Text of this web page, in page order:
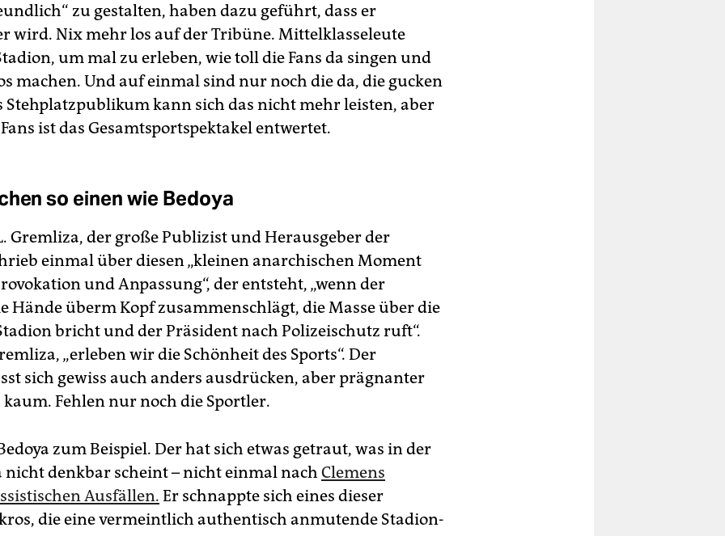
zu gestalten, haben dazu geführt, dass er
wird. Nix mehr los auf der Tribüne. Mittelklasseleute
um mal zu erleben, wie toll die Fans da singen und
machen. Und auf einmal sind nur noch die da, die gucken
Stehplatzpublikum kann sich das nicht mehr leisten, aber
ist das Gesamtsportspektakel entwertet.
so einen wie Bedoya
Gremliza, der große Publizist und Herausgeber der
einmal über diesen „kleinen anarchischen Moment
und Anpassung“, der entsteht, „wenn der
Hände überm Kopf zusammenschlägt, die Masse über die
bricht und der Präsident nach Polizeischutz ruft“.
„erleben wir die Schönheit des Sports“. Der
sich gewiss auch anders ausdrücken, aber prägnanter
Fehlen nur noch die Sportler.
zum Beispiel. Der hat sich etwas getraut, was in der
nicht denkbar scheint – nicht einmal nach Clemens
Ausfällen. Er schnappte sich eines dieser
die eine vermeintlich authentisch anmutende Stadion­